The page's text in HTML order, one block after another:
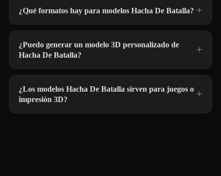
¿Qué formatos hay para modelos Hacha De Batalla?
¿Puedo generar un modelo 3D personalizado de
Hacha De Batalla?
¿Los modelos Hacha De Batalla sirven para juegos o
impresión 3D?